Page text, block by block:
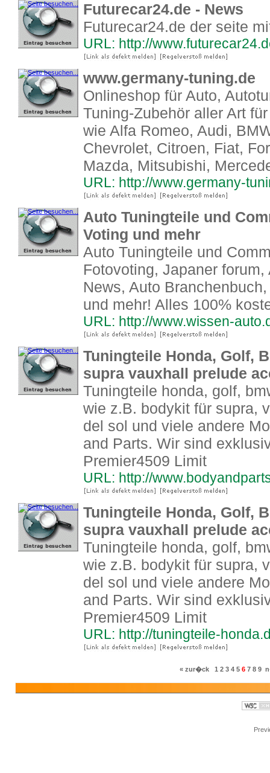
Futurecar24.de - News
Futurecar24.de der seite
URL: http://
www.germany-tuning.de
Onlineshop für Auto,
Tuning-Zubehör aller Art
wie Alfa Romeo, Audi,
Chevrolet, Citroen, Fiat,
Mazda, Mitsubishi,
URL: http://www.germany-
Auto Tuningteile und
Voting und mehr
Auto Tuningteile und
Fotovoting, Japaner
News, Auto
und mehr! Alles 100%
URL: http://www.wissen-
Tuningteile Honda, Golf,
supra vauxhall prelude
Tuningteile honda, golf,
wie z.B. bodykit für supra,
del sol und viele andere
and Parts. Wir sind
Premier4509 Limit
URL: http://
Tuningteile Honda, Golf,
supra vauxhall prelude
Tuningteile honda, golf,
wie z.B. bodykit für supra,
del sol und viele andere
and Parts. Wir sind
Premier4509 Limit
URL: http://tuningteile-
« zur�ck 1 2 3 4 5 6 7 8 9